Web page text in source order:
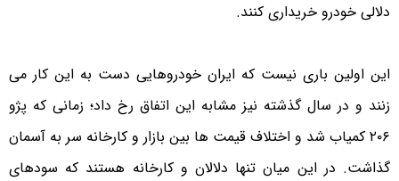
دلالی خودرو خریداری کنند.
این اولین باری نیست که ایران خودروهایی دست به این کار می
زنند و در سال گذشته نیز مشابه این اتفاق رخ داد؛ زمانی که پژو
۲۰۶ کمیاب شد و اختلاف قیمت ها بین بازار و کارخانه سر به آسمان
گذاشت. در این میان تنها دلالان و کارخانه هستند که سودهای